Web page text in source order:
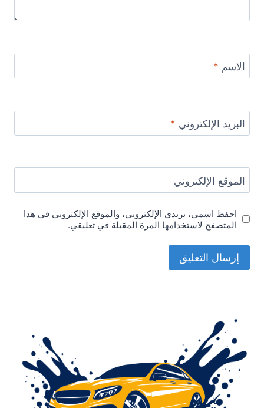
الاسم *
البريد الإلكتروني *
الموقع الإلكتروني
احفظ اسمي، بريدي الإلكتروني، والموقع الإلكتروني في هذا
المتصفح لاستخدامها المرة المقبلة في تعليقي.